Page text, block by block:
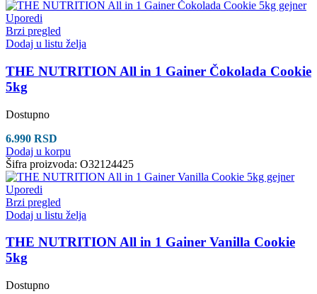
Uporedi
Brzi pregled
Dodaj u listu želja
THE NUTRITION All in 1 Gainer Čokolada Cookie
5kg
Dostupno
6.990 RSD
Dodaj u korpu
Šifra proizvoda: O32124425
Uporedi
Brzi pregled
Dodaj u listu želja
THE NUTRITION All in 1 Gainer Vanilla Cookie
5kg
Dostupno